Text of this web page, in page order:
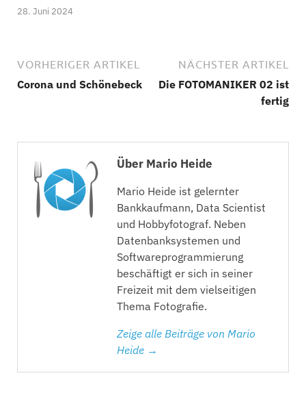
28. Juni 2024
VORHERIGER ARTIKEL
Corona und Schönebeck
NÄCHSTER ARTIKEL
Die FOTOMANIKER 02 ist
fertig
Über Mario Heide
Mario Heide ist gelernter
Bankkaufmann, Data Scientist
und Hobbyfotograf. Neben
Datenbanksystemen und
Softwareprogrammierung
beschäftigt er sich in seiner
Freizeit mit dem vielseitigen
Thema Fotografie.
Zeige alle Beiträge von Mario
Heide →